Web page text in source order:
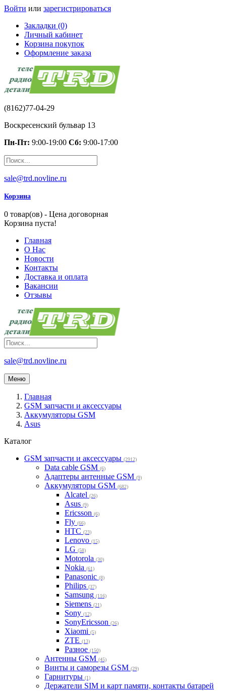
Войти или зарегистрироваться
Закладки (0)
Личный кабинет
Корзина покупок
Оформление заказа
(8162)77-04-29
Воскресенский бульвар 13
Пн-Пт: 9:00-19:00 Сб: 9:00-17:00
sale@trd.novline.ru
Корзина
0 товар(ов) - Цена договорная
Корзина пуста!
Главная
О Нас
Новости
Контакты
Доставка и оплата
Вакансии
Отзывы
sale@trd.novline.ru
Меню
Главная
GSM запчасти и аксессуары
Аккумуляторы GSM
Asus
Каталог
GSM запчасти и аксессуары (2912)
Data cable GSM (6)
Адаптеры антенные GSM (9)
Аккумуляторы GSM (682)
Alcatel (26)
Asus (9)
Ericsson (6)
Fly (66)
HTC (23)
Lenovo (15)
LG (58)
Motorola (30)
Nokia (61)
Panasonic (8)
Philips (37)
Samsung (116)
Siemens (21)
Sony (12)
SonyEricsson (26)
Xiaomi (5)
ZTE (13)
Разное (150)
Антенны GSM (45)
Винты и саморезы GSM (29)
Гарнитуры (1)
Держатели SIM и карт памяти, контакты батарей